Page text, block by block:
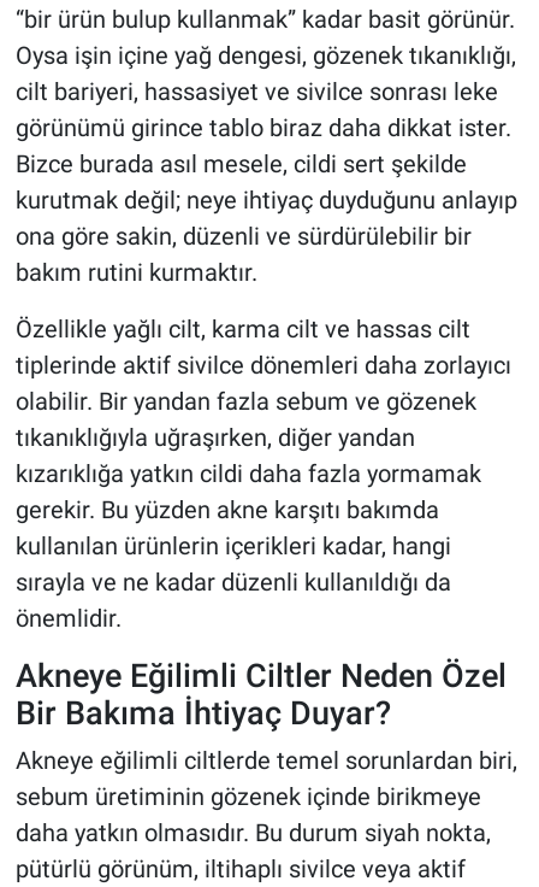
“bir ürün bulup kullanmak” kadar basit görünür.
Oysa işin içine yağ dengesi, gözenek tıkanıklığı,
cilt bariyeri, hassasiyet ve sivilce sonrası leke
görünümü girince tablo biraz daha dikkat ister.
Bizce burada asıl mesele, cildi sert şekilde
kurutmak değil; neye ihtiyaç duyduğunu anlayıp
ona göre sakin, düzenli ve sürdürülebilir bir
bakım rutini kurmaktır.
Özellikle yağlı cilt, karma cilt ve hassas cilt
tiplerinde aktif sivilce dönemleri daha zorlayıcı
olabilir. Bir yandan fazla sebum ve gözenek
tıkanıklığıyla uğraşırken, diğer yandan
kızarıklığa yatkın cildi daha fazla yormamak
gerekir. Bu yüzden akne karşıtı bakımda
kullanılan ürünlerin içerikleri kadar, hangi
sırayla ve ne kadar düzenli kullanıldığı da
önemlidir.
Akneye Eğilimli Ciltler Neden Özel
Bir Bakıma İhtiyaç Duyar?
Akneye eğilimli ciltlerde temel sorunlardan biri,
sebum üretiminin gözenek içinde birikmeye
daha yatkın olmasıdır. Bu durum siyah nokta,
pütürlü görünüm, iltihaplı sivilce veya aktif
Bilim ve Teknoloji